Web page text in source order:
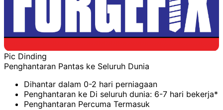
Pic Dinding
Penghantaran Pantas ke Seluruh Dunia
Dihantar dalam 0-2 hari perniagaan
Penghantaran ke Di seluruh dunia: 6-7 hari bekerja*
Penghantaran Percuma Termasuk